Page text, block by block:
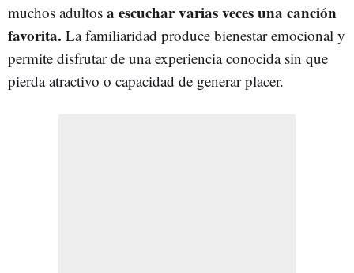
muchos adultos a escuchar varias veces una canción
favorita. La familiaridad produce bienestar emocional y
permite disfrutar de una experiencia conocida sin que
pierda atractivo o capacidad de generar placer.